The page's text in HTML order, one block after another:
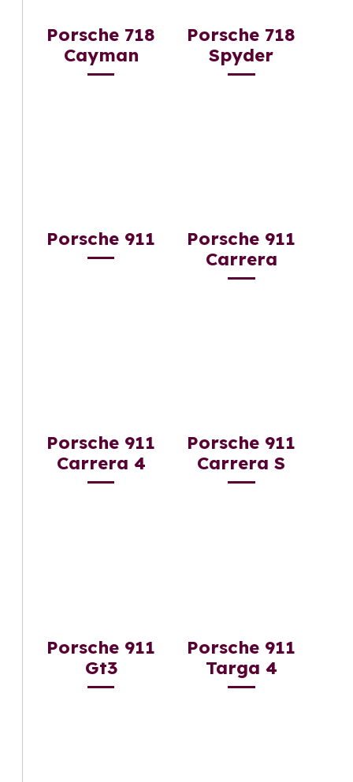
Porsche 718
Cayman
Porsche 718
Spyder
Porsche 911
Porsche 911
Carrera
Porsche 911
Carrera 4
Porsche 911
Carrera S
Porsche 911
Gt3
Porsche 911
Targa 4